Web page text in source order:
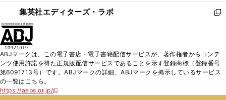
く
で
ン
ド
く
し
い
ド
ウ
で
集英社エディターズ・ラボ
新
ィ
ン
ド
ABJマークは、この電子書店・電子書籍配信サービスが、著作権者からコンテ
ンツ使用許諾を得た正規版配信サービスであることを示す登録商標（登録番号
第6091713号）です。ABJマークの詳細、ABJマークを掲示しているサービス
の一覧はこちら。
https://aebs.or.jp/
新